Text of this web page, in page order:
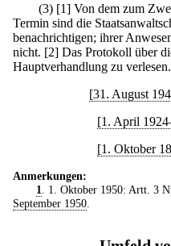
(3) [1] Von dem zum
Termin sind die
benachrichtigen; ihrer
nicht. [2] Das Protokoll über
Hauptverhandlung zu verlesen.
[31. August
[1. April
[1. Oktober
Anmerkungen:
1
. 1. Oktober 1950: Artt. 3
September 1950